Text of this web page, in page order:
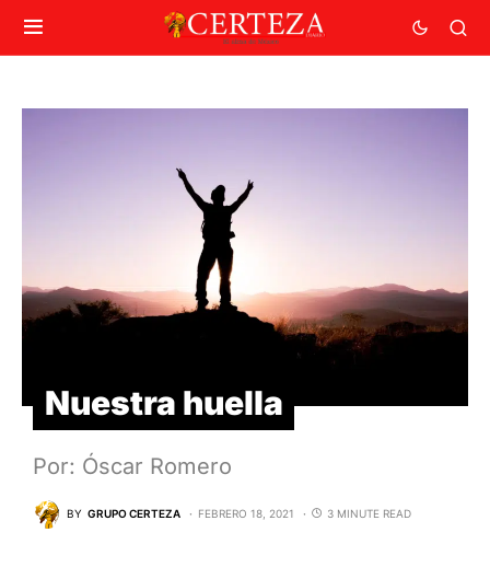
Nuestra huella
Por: Óscar Romero
BY GRUPO CERTEZA FEBRERO 18, 2021 3 MINUTE READ